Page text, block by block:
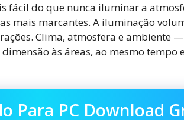
fácil do que nunca iluminar a
mais marcantes. A iluminação
Clima, atmosfera e ambiente
às áreas, ao mesmo tempo
Para PC Download